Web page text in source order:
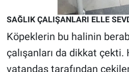
SAĞLIK ÇALIŞANLARI ELLE
Köpeklerin bu halinin
çalışanları da dikkat
vatandaş tarafından